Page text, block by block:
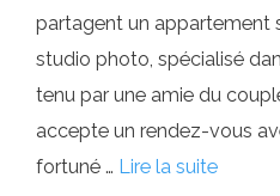
partagent un appartement
studio photo, spécialisé
tenu par une amie du
accepte un rendez-vous
fortuné … Lire la suite